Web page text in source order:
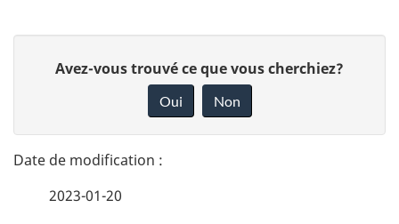
t
a
n
Avez-vous trouvé ce que vous cherchiez?
Oui Non
2023-01-20